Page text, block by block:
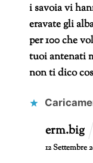
i savoia vi
eravate gli
per 100 che
tuoi antenati
non ti dico
erm.big
12 Settembre